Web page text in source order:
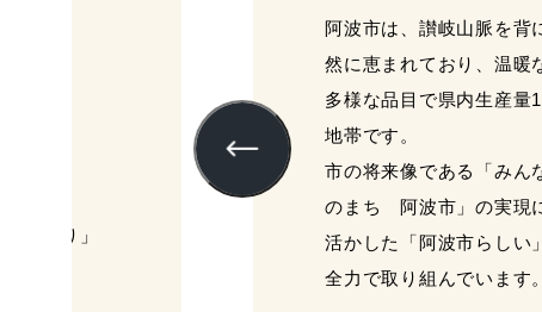
めぐり」
阿波市は、讃岐山脈を背
然に恵まれており、温暖
多様な品目で県内生産量
地帯です。
市の将来像である「み
のまち 阿波市」の実現
活かした「阿波市らしい
全力で取り組んでいます。